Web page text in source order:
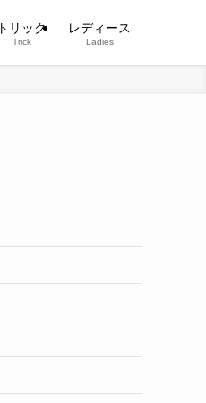
トリック
Trick
レディース
Ladies